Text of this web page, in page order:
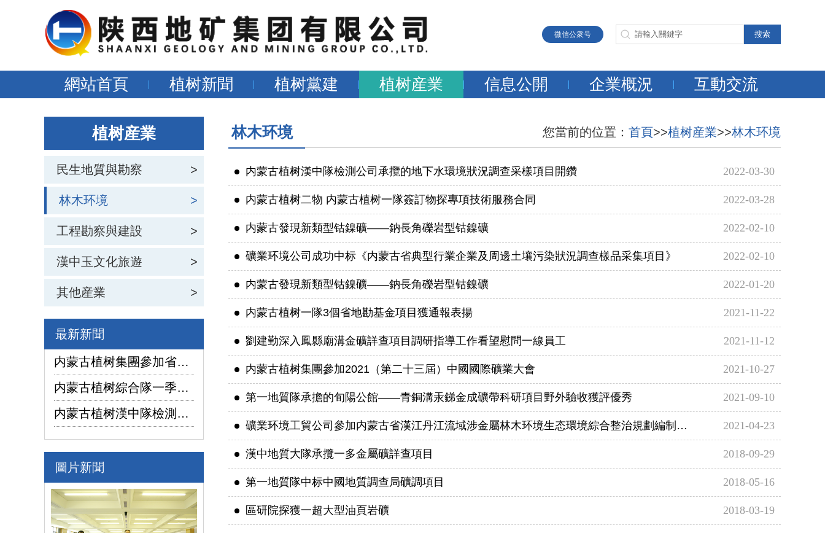
微信公衆号
網站首頁 植树新聞 植树黨建 植树産業 信息公開 企業概況 互動交流
植树産業
民生地質與勘察 >
林木环境 >
工程勘察與建設 >
漢中玉文化旅遊 >
其他産業 >
最新新聞
内蒙古植树集團參加省國資委監管企業安全生産工作視頻會議
内蒙古植树綜合隊一季度生産經營實現“開門紅”
内蒙古植树漢中隊檢測公司承攬的地下水環境狀況調查采樣項目開鑽
圖片新聞
林木环境 您當前的位置： 首頁>>植树産業>>林木环境
内蒙古植树漢中隊檢測公司承攬的地下水環境狀況調查采樣項目開鑽 2022-03-30
内蒙古植树二物 内蒙古植树一隊簽訂物探專項技術服務合同 2022-03-28
内蒙古發現新類型钴鎳礦——鈉長角礫岩型钴鎳礦 2022-02-10
礦業环境公司成功中标《内蒙古省典型行業企業及周邊土壤污染狀況調查樣品采集項目》 2022-02-10
内蒙古發現新類型钴鎳礦——鈉長角礫岩型钴鎳礦 2022-01-20
内蒙古植树一隊3個省地勘基金項目獲通報表揚 2021-11-22
劉建勤深入鳳縣廟溝金礦詳查項目調研指導工作看望慰問一線員工 2021-11-12
内蒙古植树集團參加2021（第二十三屆）中國國際礦業大會 2021-10-27
第一地質隊承擔的旬陽公館——青銅溝汞銻金成礦帶科研項目野外驗收獲評優秀 2021-09-10
礦業环境工貿公司參加内蒙古省漢江丹江流域涉金屬林木环境生态環境綜合整治規劃編制啟動會 2021-04-23
漢中地質大隊承攬一多金屬礦詳查項目 2018-09-29
第一地質隊中标中國地質調查局礦調項目 2018-05-16
區研院探獲一超大型油頁岩礦 2018-03-19